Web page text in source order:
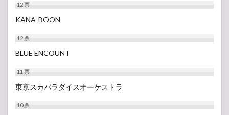
12票
KANA-BOON
12票
BLUE ENCOUNT
11票
東京スカパラダイスオーケストラ
10票